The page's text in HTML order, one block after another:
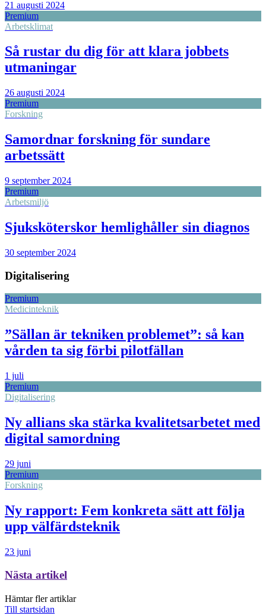
21 augusti 2024
Premium
Arbetsklimat
Så rustar du dig för att klara jobbets
utmaningar
26 augusti 2024
Premium
Forskning
Samordnar forskning för sundare
arbetssätt
9 september 2024
Premium
Arbetsmiljö
Sjuksköterskor hemlighåller sin diagnos
30 september 2024
Digitalisering
Premium
Medicinteknik
”Sällan är tekniken problemet”: så kan
vården ta sig förbi pilotfällan
1 juli
Premium
Digitalisering
Ny allians ska stärka kvalitetsarbetet med
digital samordning
29 juni
Premium
Forskning
Ny rapport: Fem konkreta sätt att följa
upp välfärdsteknik
23 juni
Nästa artikel
Hämtar fler artiklar
Till startsidan